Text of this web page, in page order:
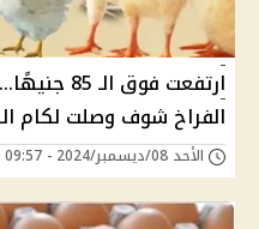
ارتفعت
الفراخ شوف وصلت لكام
الأحد 08/ديسمبر/2024 - 09:57 ص